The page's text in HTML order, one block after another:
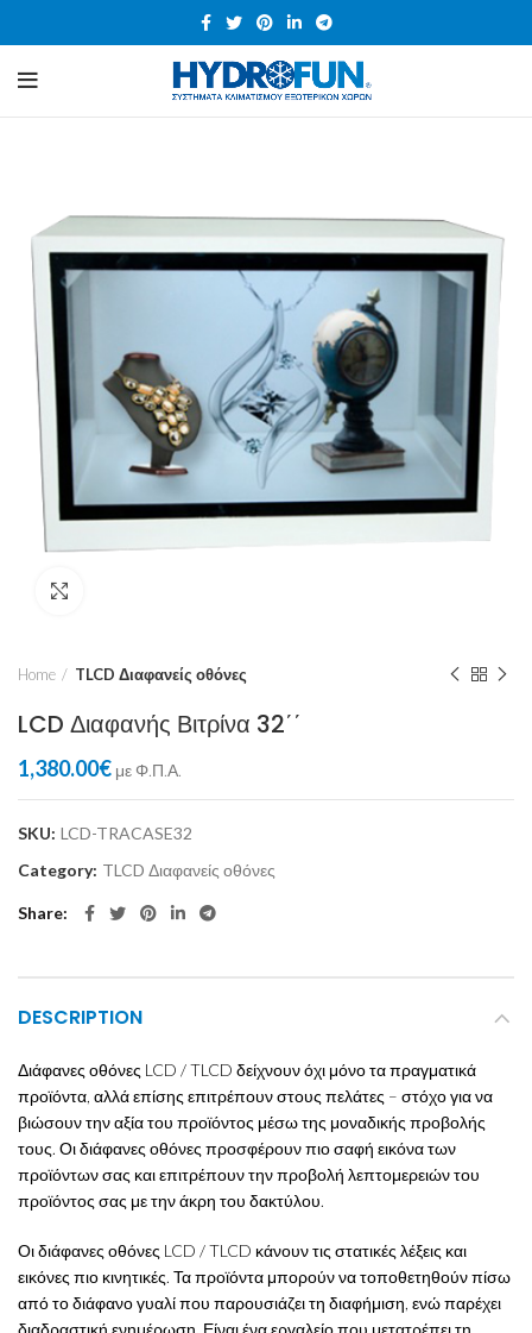
Home TLCD Διαφανείς οθόνες
LCD Διαφανής Βιτρίνα 32΄΄
1,380.00€ με Φ.Π.Α.
SKU: LCD-TRACASE32
Category: TLCD Διαφανείς οθόνες
Share
DESCRIPTION
Διάφανες οθόνες LCD / TLCD δείχνουν όχι μόνο τα πραγματικά
προϊόντα, αλλά επίσης επιτρέπουν στους πελάτες – στόχο για να
βιώσουν την αξία του προϊόντος μέσω της μοναδικής προβολής
τους. Οι διάφανες οθόνες προσφέρουν πιο σαφή εικόνα των
προϊόντων σας και επιτρέπουν την προβολή λεπτομερειών του
προϊόντος σας με την άκρη του δακτύλου.
Οι διάφανες οθόνες LCD / TLCD κάνουν τις στατικές λέξεις και
εικόνες πιο κινητικές. Τα προϊόντα μπορούν να τοποθετηθούν πίσω
από το διάφανο γυαλί που παρουσιάζει τη διαφήμιση, ενώ παρέχει
διαδραστική ενημέρωση. Είναι ένα εργαλείο που μετατρέπει τη